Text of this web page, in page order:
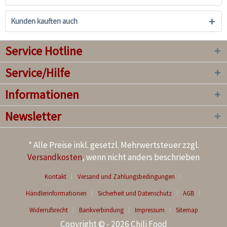
Kunden kauften auch
Service Hotline
Service/Hilfe
Informationen
Newsletter
* Alle Preise inkl. gesetzl. Mehrwertsteuer zzgl.
Versandkosten, wenn nicht anders beschrieben
Kontakt
Versand und Zahlungsbedingungen
Händlerinformationen
Sicherheit und Datenschutz
AGB
Widerrufsrecht
Bankverbindung Impressum Sitemap
Copyright © - 2026 Chili Food